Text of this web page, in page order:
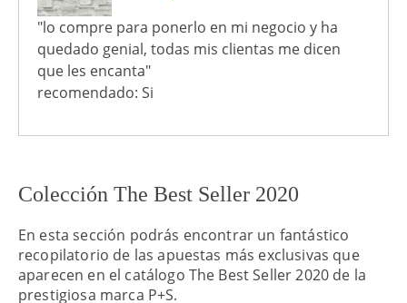
"lo compre para ponerlo en mi negocio y ha
quedado genial, todas mis clientas me dicen
que les encanta"
recomendado: Si
Colección The Best Seller 2020
En esta sección podrás encontrar un fantástico
recopilatorio de las apuestas más exclusivas que
aparecen en el catálogo The Best Seller 2020 de la
prestigiosa marca P+S.